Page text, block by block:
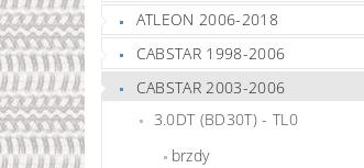
ATLEON 2006-2018
CABSTAR 1998-2006
CABSTAR 2003-2006
3.0DT (BD30T) - TL0
brzdy